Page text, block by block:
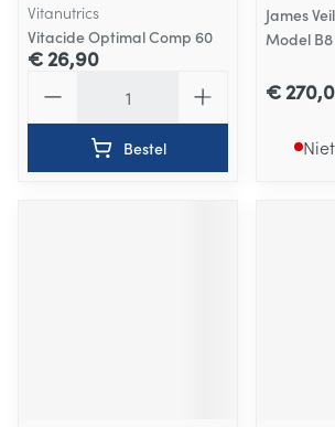
Vitanutrics
Vitacide Optimal Comp 60
€ 26,90
Bestel
James
Model
€